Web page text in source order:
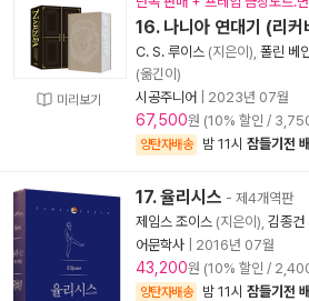
미리보기
16. 나니아 연대기 (리커
C. S. 루이스 (지은이), 폴린 베
(옮긴이)
시공주니어
2023년 07월
67,500원 (10% 할인 /
양탄자배송 밤 11시 잠들기전
17. 율리시스 - 제4개역판
제임스 조이스 (지은이), 김종건
어문학사
2016년 07월
43,200원 (10% 할인 /
양탄자배송 밤 11시 잠들기전